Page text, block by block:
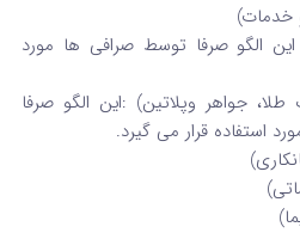
خدمات)
الگو صرفا توسط صرافی ها مورد
جواهر وپلاتین) :این الگو صرفا
استفاده قرار می گیرد.